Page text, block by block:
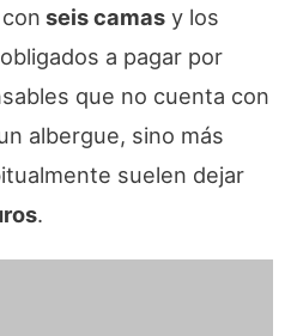
seis camas y los
a pagar por
que no cuenta con
albergue, sino más
suelen dejar
.